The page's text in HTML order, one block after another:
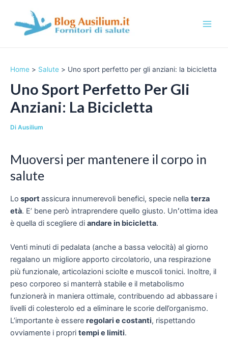
contenuto
i
n
Home Salute Uno sport perfetto per gli anziani: la bicicletta
Uno Sport Perfetto Per Gli
Anziani: La Bicicletta
Di Ausilium
Muoversi per mantenere il corpo in
salute
Lo sportassicura innumerevoli benefici, specie nella terza
età. E’ bene però intraprendere quello giusto. Un‘ottima idea
è quella di scegliere di andare in bicicletta.
Venti minuti di pedalata (anche a bassa velocità) al giorno
regalano un migliore apporto circolatorio, una respirazione
più funzionale, articolazioni sciolte e muscoli tonici. Inoltre, il
peso corporeo si manterrà stabile e il metabolismo
funzionerà in maniera ottimale, contribuendo ad abbassare i
livelli di colesterolo ed a eliminare le scorie dell’organismo.
L’importante è essere regolari e costanti, rispettando
ovviamente i propri tempi e limiti.